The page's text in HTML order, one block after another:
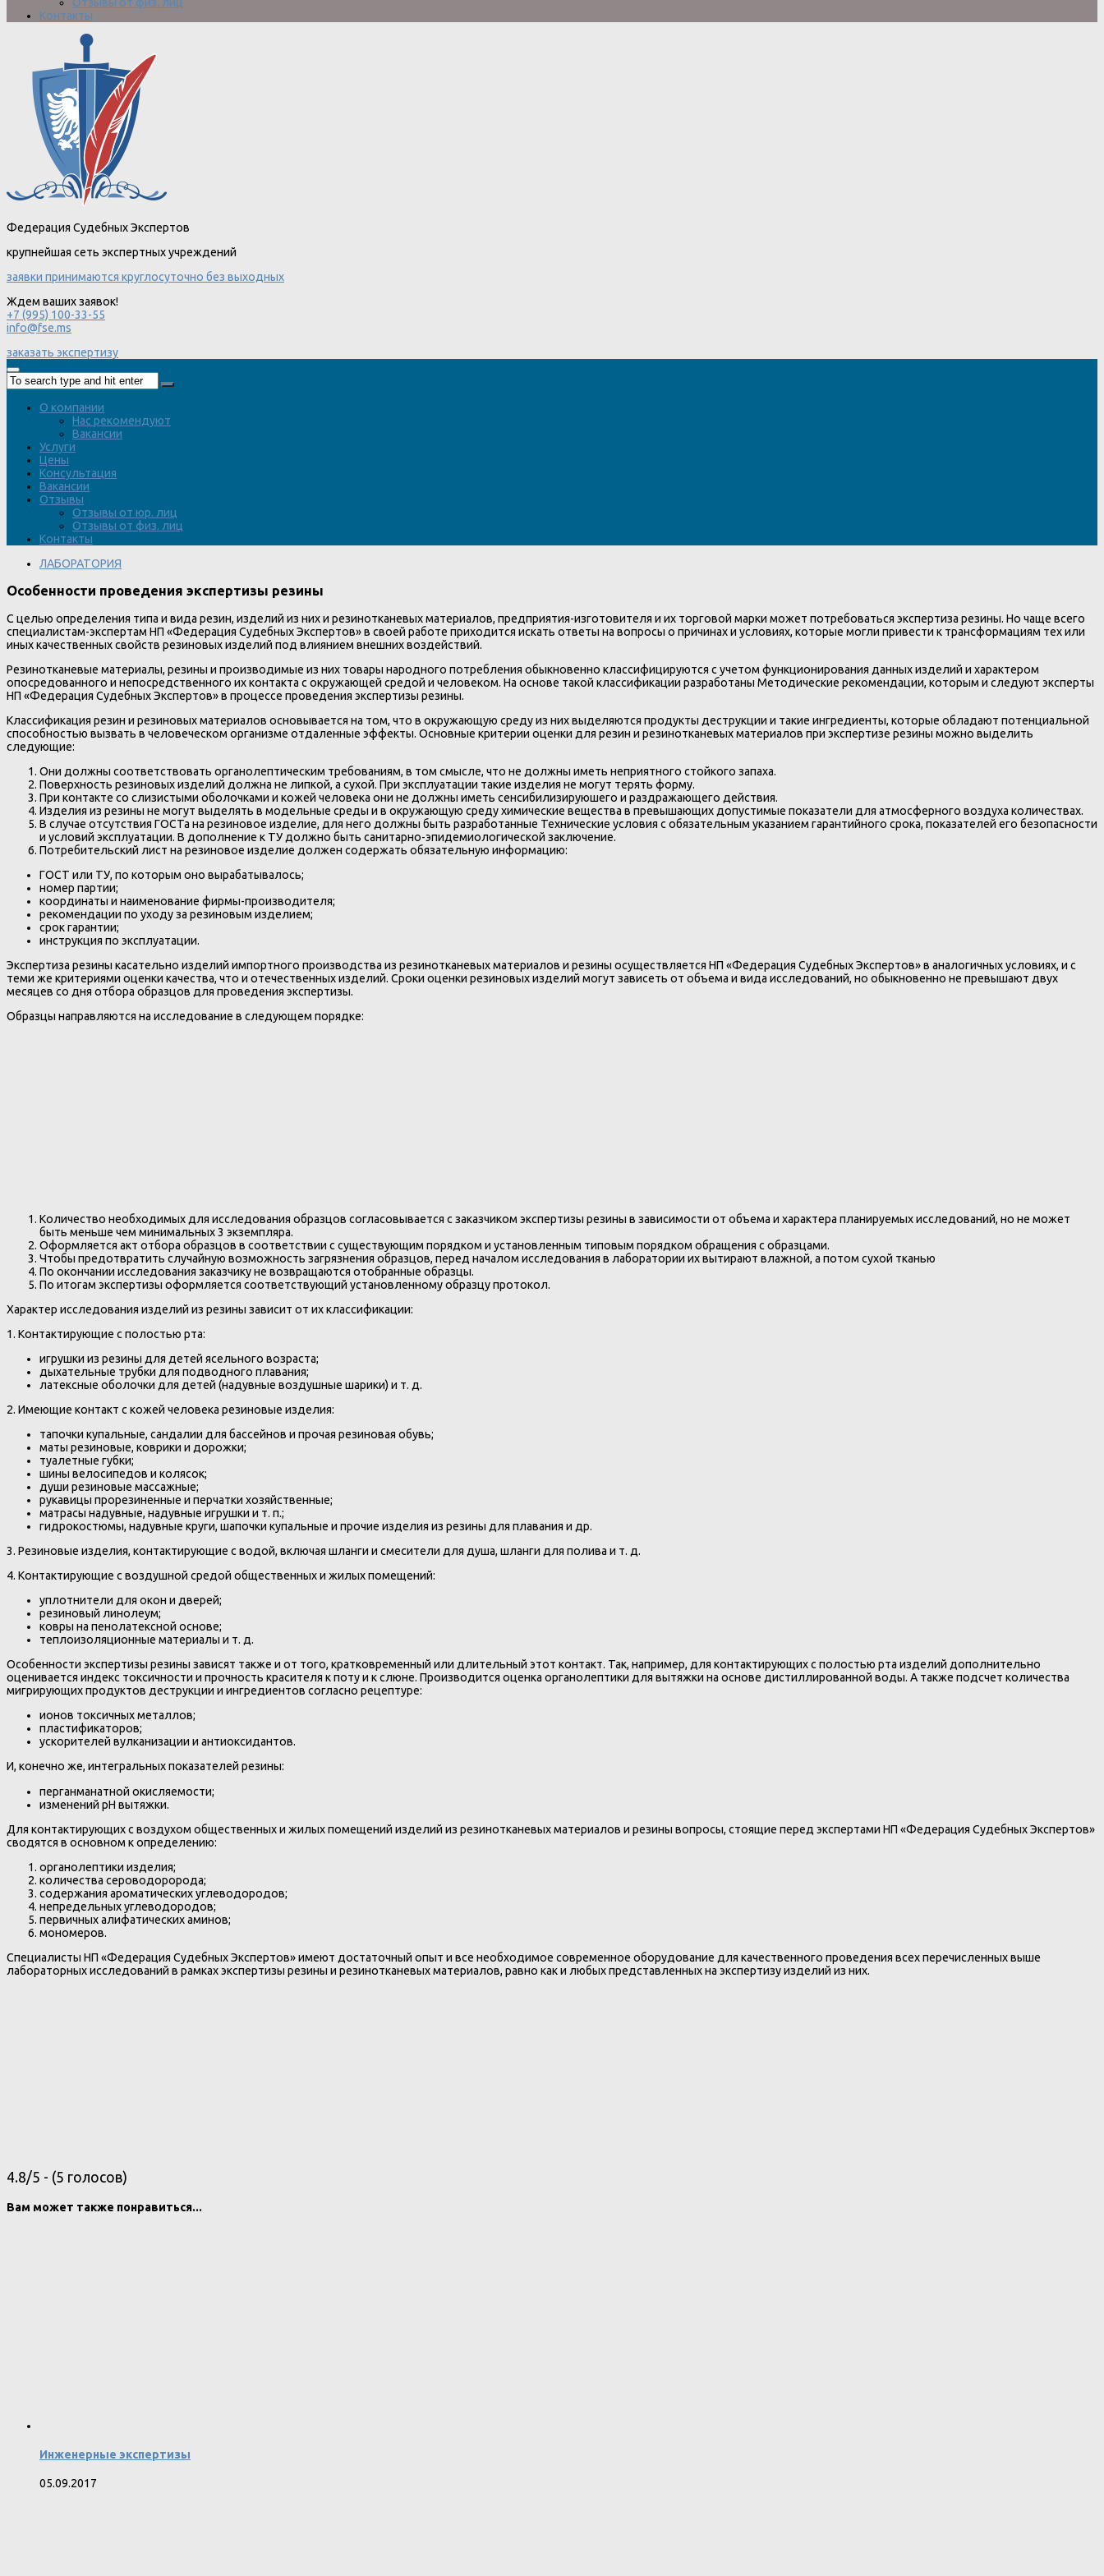
Отзывы от физ. лиц
Контакты
Федерация Судебных Экспертов
крупнейшая сеть экспертных учреждений
заявки принимаются круглосуточно без выходных
Ждем ваших заявок!
+7 (995) 100-33-55
info@fse.ms
заказать экспертизу
О компании
Нас рекомендуют
Вакансии
Услуги
Цены
Консультация
Вакансии
Отзывы
Отзывы от юр. лиц
Отзывы от физ. лиц
Контакты
ЛАБОРАТОРИЯ
Особенности проведения экспертизы резины
С целью определения типа и вида резин, изделий из них и резинотканевых материалов, предприятия-изготовителя и их торговой марки может потребоваться экспертиза резины. Но чаще всего
специалистам-экспертам НП «Федерация Судебных Экспертов» в своей работе приходится искать ответы на вопросы о причинах и условиях, которые могли привести к трансформациям тех или
иных качественных свойств резиновых изделий под влиянием внешних воздействий.
Резинотканевые материалы, резины и производимые из них товары народного потребления обыкновенно классифицируются с учетом функционирования данных изделий и характером
опосредованного и непосредственного их контакта с окружающей средой и человеком. На основе такой классификации разработаны Методические рекомендации, которым и следуют эксперты
НП «Федерация Судебных Экспертов» в процессе проведения экспертизы резины.
Классификация резин и резиновых материалов основывается на том, что в окружающую среду из них выделяются продукты деструкции и такие ингредиенты, которые обладают потенциальной
способностью вызвать в человеческом организме отдаленные эффекты. Основные критерии оценки для резин и резинотканевых материалов при экспертизе резины можно выделить
следующие:
Они должны соответствовать органолептическим требованиям, в том смысле, что не должны иметь неприятного стойкого запаха.
Поверхность резиновых изделий должна не липкой, а сухой. При эксплуатации такие изделия не могут терять форму.
При контакте со слизистыми оболочками и кожей человека они не должны иметь сенсибилизируюшего и раздражающего действия.
Изделия из резины не могут выделять в модельные среды и в окружающую среду химические вещества в превышающих допустимые показатели для атмосферного воздуха количествах.
В случае отсутствия ГОСТа на резиновое изделие, для него должны быть разработанные Технические условия с обязательным указанием гарантийного срока, показателей его безопасности
и условий эксплуатации. В дополнение к ТУ должно быть санитарно-эпидемиологической заключение.
Потребительский лист на резиновое изделие должен содержать обязательную информацию:
ГОСТ или ТУ, по которым оно вырабатывалось;
номер партии;
координаты и наименование фирмы-производителя;
рекомендации по уходу за резиновым изделием;
срок гарантии;
инструкция по эксплуатации.
Экспертиза резины касательно изделий импортного производства из резинотканевых материалов и резины осуществляется НП «Федерация Судебных Экспертов» в аналогичных условиях, и с
теми же критериями оценки качества, что и отечественных изделий. Сроки оценки резиновых изделий могут зависеть от объема и вида исследований, но обыкновенно не превышают двух
месяцев со дня отбора образцов для проведения экспертизы.
Образцы направляются на исследование в следующем порядке:
Количество необходимых для исследования образцов согласовывается с заказчиком экспертизы резины в зависимости от объема и характера планируемых исследований, но не может
быть меньше чем минимальных 3 экземпляра.
Оформляется акт отбора образцов в соответствии с существующим порядком и установленным типовым порядком обращения с образцами.
Чтобы предотвратить случайную возможность загрязнения образцов, перед началом исследования в лаборатории их вытирают влажной, а потом сухой тканью
По окончании исследования заказчику не возвращаются отобранные образцы.
По итогам экспертизы оформляется соответствующий установленному образцу протокол.
Характер исследования изделий из резины зависит от их классификации:
1. Контактирующие с полостью рта:
игрушки из резины для детей ясельного возраста;
дыхательные трубки для подводного плавания;
латексные оболочки для детей (надувные воздушные шарики) и т. д.
2. Имеющие контакт с кожей человека резиновые изделия:
тапочки купальные, сандалии для бассейнов и прочая резиновая обувь;
маты резиновые, коврики и дорожки;
туалетные губки;
шины велосипедов и колясок;
души резиновые массажные;
рукавицы прорезиненные и перчатки хозяйственные;
матрасы надувные, надувные игрушки и т. п.;
гидрокостюмы, надувные круги, шапочки купальные и прочие изделия из резины для плавания и др.
3. Резиновые изделия, контактирующие с водой, включая шланги и смесители для душа, шланги для полива и т. д.
4. Контактирующие с воздушной средой общественных и жилых помещений:
уплотнители для окон и дверей;
резиновый линолеум;
ковры на пенолатексной основе;
теплоизоляционные материалы и т. д.
Особенности экспертизы резины зависят также и от того, кратковременный или длительный этот контакт. Так, например, для контактирующих с полостью рта изделий дополнительно
оценивается индекс токсичности и прочность красителя к поту и к слюне. Производится оценка органолептики для вытяжки на основе дистиллированной воды. А также подсчет количества
мигрирующих продуктов деструкции и ингредиентов согласно рецептуре:
ионов токсичных металлов;
пластификаторов;
ускорителей вулканизации и антиоксидантов.
И, конечно же, интегральных показателей резины:
перганманатной окисляемости;
изменений рН вытяжки.
Для контактирующих с воздухом общественных и жилых помещений изделий из резинотканевых материалов и резины вопросы, стоящие перед экспертами НП «Федерация Судебных Экспертов»
сводятся в основном к определению:
органолептики изделия;
количества сероводоророда;
содержания ароматических углеводородов;
непредельных углеводородов;
первичных алифатических аминов;
мономеров.
Специалисты НП «Федерация Судебных Экспертов» имеют достаточный опыт и все необходимое современное оборудование для качественного проведения всех перечисленных выше
лабораторных исследований в рамках экспертизы резины и резинотканевых материалов, равно как и любых представленных на экспертизу изделий из них.
4.8/5 - (5 голосов)
Вам может также понравиться...
Инженерные экспертизы
05.09.2017